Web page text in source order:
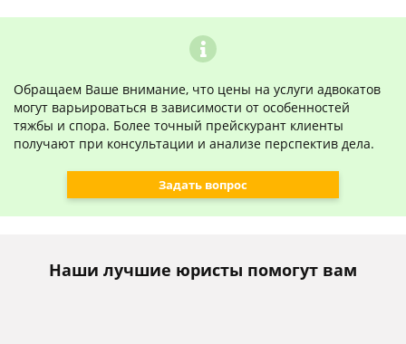
Обращаем Ваше внимание, что цены на услуги адвокатов
могут варьироваться в зависимости от особенностей
тяжбы и спора. Более точный прейскурант клиенты
получают при консультации и анализе перспектив дела.
Задать вопрос
Наши лучшие юристы помогут вам